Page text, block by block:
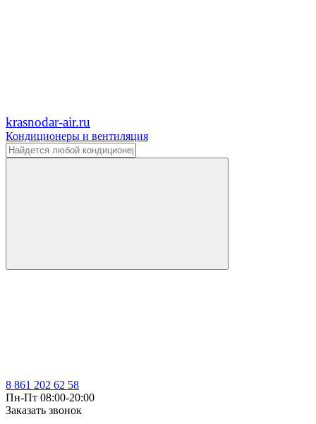
krasnodar-air.ru
Кондиционеры и вентиляция
8 861 202 62 58
Пн-Пт 08:00-20:00
Заказать звонок